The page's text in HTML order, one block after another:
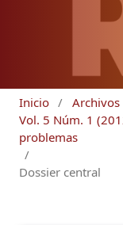
Inicio / Archivos
Vol. 5 Núm. 1
problemas
/
Dossier central